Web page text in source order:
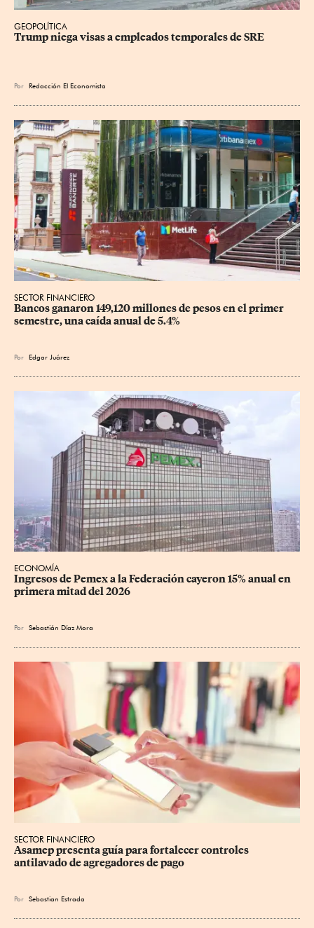
GEOPOLÍTICA
Trump niega visas a empleados temporales de SRE
Por Redacción El Economista
SECTOR FINANCIERO
Bancos ganaron 149,120 millones de pesos en el primer
semestre, una caída anual de 5.4%
Por Edgar Juárez
ECONOMÍA
Ingresos de Pemex a la Federación cayeron 15% anual en
primera mitad del 2026
Por Sebastián Díaz Mora
SECTOR FINANCIERO
Asamep presenta guía para fortalecer controles
antilavado de agregadores de pago
Por Sebastian Estrada